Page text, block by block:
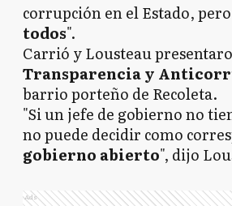
corrupción en el Estado, pero
todos".
Carrió y Lousteau
Transparencia y
barrio porteño de Recoleta.
"Si un jefe de gobierno no
no puede decidir como
gobierno abierto", dijo
Ads